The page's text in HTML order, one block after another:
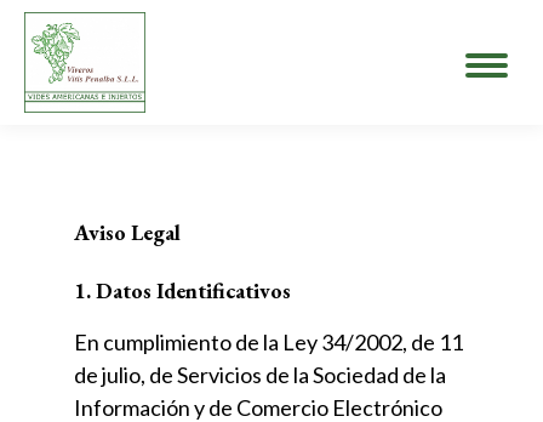
Aviso Legal
1. Datos Identificativos
En cumplimiento de la Ley 34/2002, de 11
de julio, de Servicios de la Sociedad de la
Información y de Comercio Electrónico